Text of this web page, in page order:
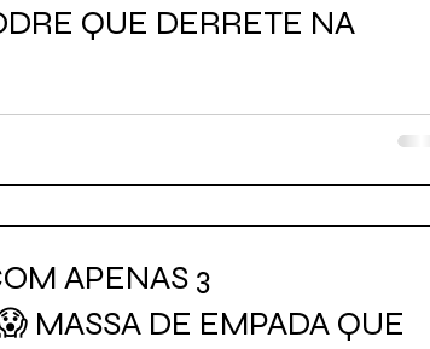
QUE DERRETE NA
APENAS 3
MASSA DE EMPADA QUE